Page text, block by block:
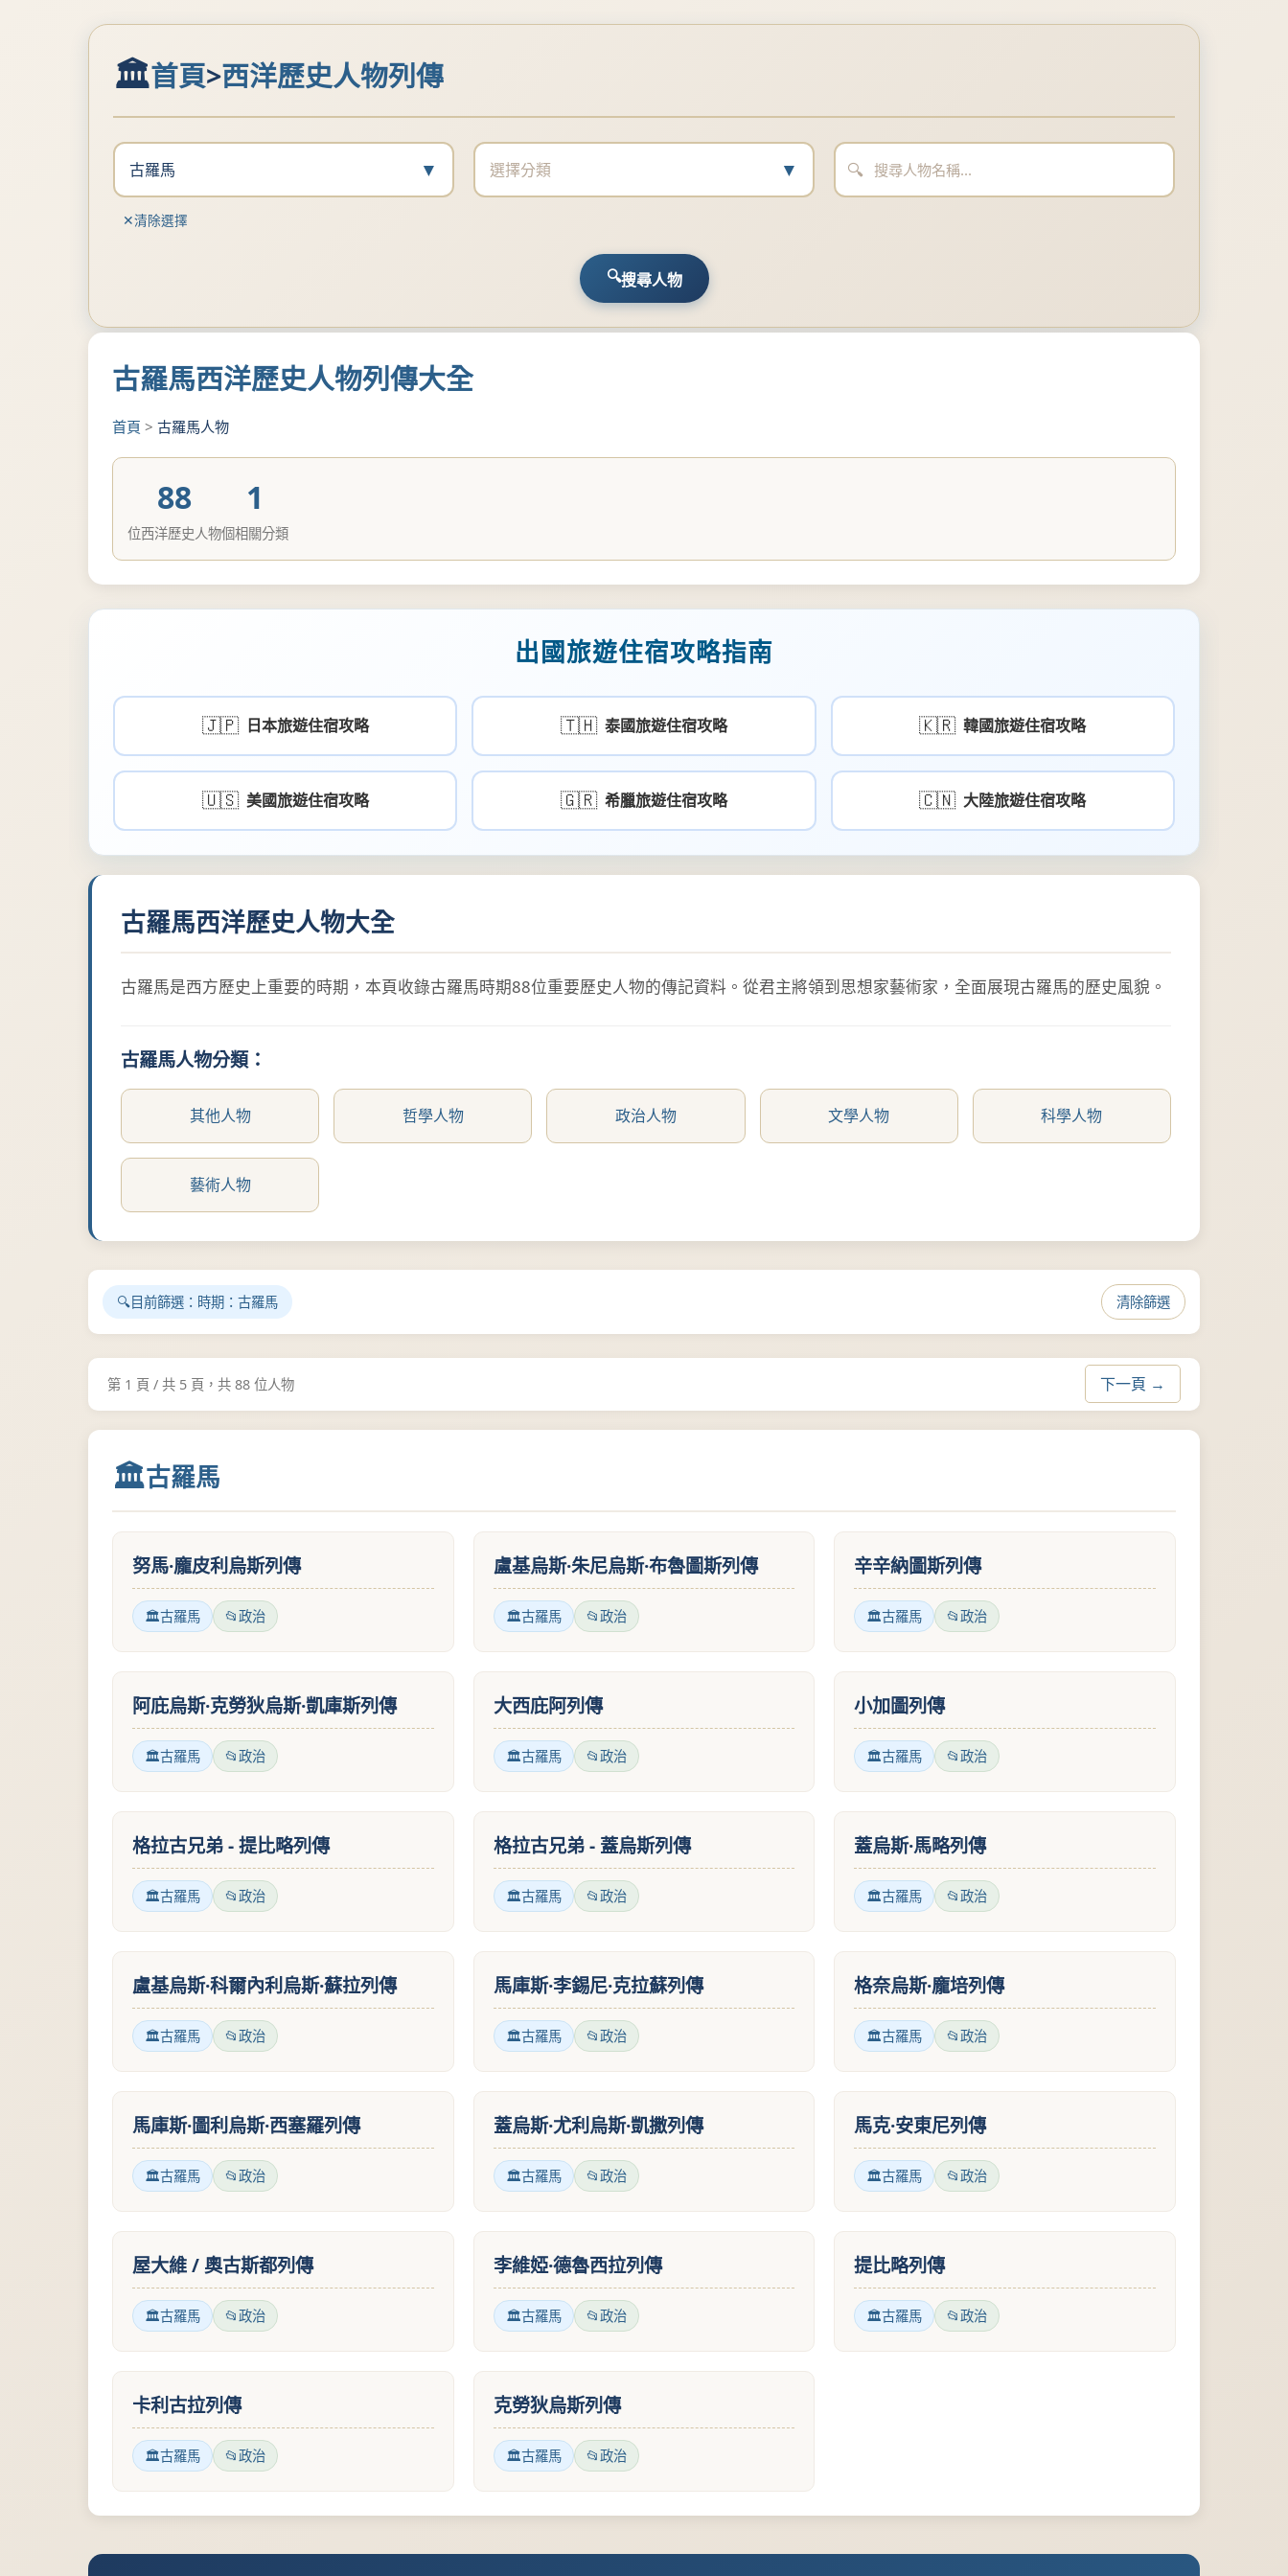
首頁>西洋歷史人物列傳
古羅馬 ▼
清除選擇
選擇分類 ▼
搜尋人物
古羅馬西洋歷史人物列傳大全
首頁 > 古羅馬人物
88
位西洋歷史人物
1
個相關分類
出國旅遊住宿攻略指南
🇯🇵 日本旅遊住宿攻略 🇹🇭 泰國旅遊住宿攻略 🇰🇷 韓國旅遊住宿攻略
🇺🇸 美國旅遊住宿攻略 🇬🇷 希臘旅遊住宿攻略 🇨🇳 大陸旅遊住宿攻略
古羅馬西洋歷史人物大全
古羅馬是西方歷史上重要的時期，本頁收錄古羅馬時期88位重要歷史人物的傳記資料。從君主將領到思想家藝術家，全面展現古羅馬的歷史風貌。
古羅馬人物分類：
其他人物 哲學人物 政治人物 文學人物 科學人物
藝術人物
目前篩選： 時期：古羅馬 清除篩選
第 1 頁 / 共 5 頁，共 88 位人物 下一頁 →
古羅馬
努馬·龐皮利烏斯列傳
古羅馬 政治
盧基烏斯·朱尼烏斯·布魯圖斯列傳
古羅馬 政治
辛辛納圖斯列傳
古羅馬 政治
阿庇烏斯·克勞狄烏斯·凱庫斯列傳
古羅馬 政治
大西庇阿列傳
古羅馬 政治
小加圖列傳
古羅馬 政治
格拉古兄弟 - 提比略列傳
古羅馬 政治
格拉古兄弟 - 蓋烏斯列傳
古羅馬 政治
蓋烏斯·馬略列傳
古羅馬 政治
盧基烏斯·科爾內利烏斯·蘇拉列傳
古羅馬 政治
馬庫斯·李錫尼·克拉蘇列傳
古羅馬 政治
格奈烏斯·龐培列傳
古羅馬 政治
馬庫斯·圖利烏斯·西塞羅列傳
古羅馬 政治
蓋烏斯·尤利烏斯·凱撒列傳
古羅馬 政治
馬克·安東尼列傳
古羅馬 政治
屋大維 / 奧古斯都列傳
古羅馬 政治
李維婭·德魯西拉列傳
古羅馬 政治
提比略列傳
古羅馬 政治
卡利古拉列傳
古羅馬 政治
克勞狄烏斯列傳
古羅馬 政治